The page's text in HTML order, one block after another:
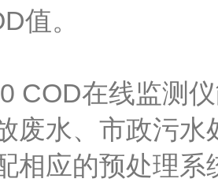
值。
在线监测仪
废水、市政污
相应的预处理